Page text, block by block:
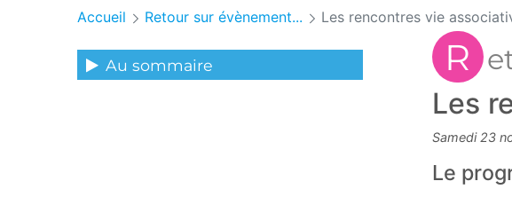
Accueil Retour sur évènement... Les rencontres vie
Au sommaire R
Les
Samedi 23
Le